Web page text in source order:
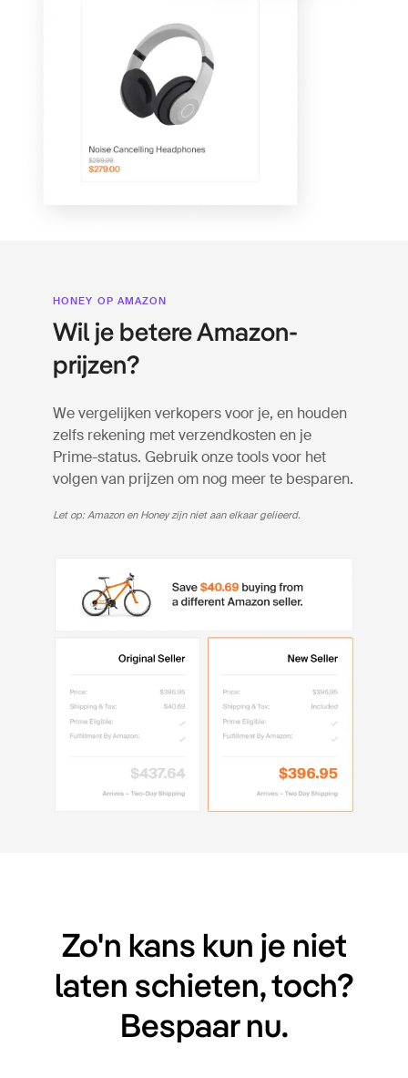
HONEY OP AMAZON
Wil je betere Amazon-
prijzen?
We vergelijken verkopers voor je, en houden
zelfs rekening met verzendkosten en je
Prime-status. Gebruik onze tools voor het
volgen van prijzen om nog meer te besparen.
Zo'n kans kun je niet
laten schieten, toch?
Bespaar nu.